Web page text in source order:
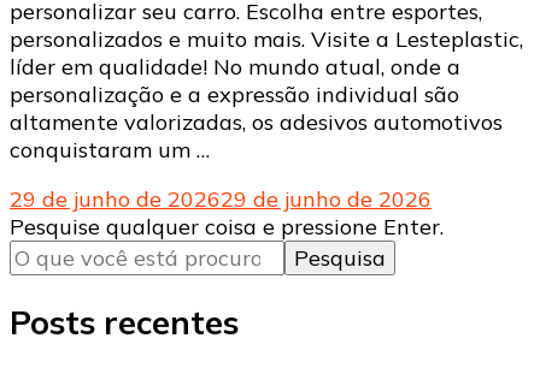
personalizar seu carro. Escolha entre esportes,
personalizados e muito mais. Visite a Lesteplastic,
líder em qualidade! No mundo atual, onde a
personalização e a expressão individual são
altamente valorizadas, os adesivos automotivos
conquistaram um …
29 de junho de 202629 de junho de 2026
Procurando
algo?
Pesquise qualquer coisa e pressione Enter.
Posts recentes